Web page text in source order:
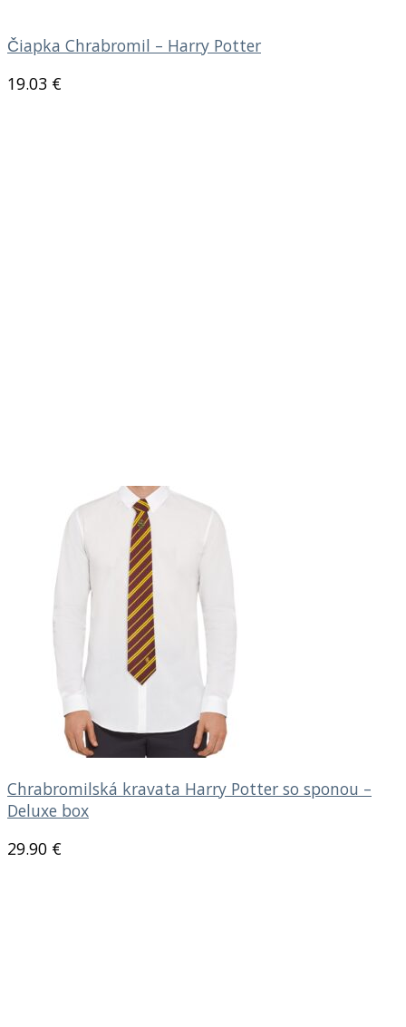
Čiapka Chrabromil – Harry Potter
19.03 €
Chrabromilská kravata Harry Potter so sponou –
Deluxe box
29.90 €